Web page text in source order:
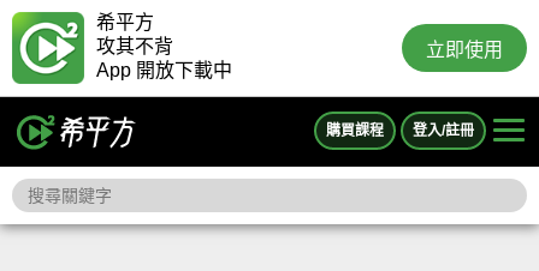
希平方
攻其不背
App 開放下載中
立即使用
購買課程 登入/註冊